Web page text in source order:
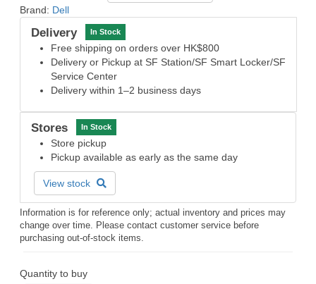
Brand: Dell
Delivery In Stock
Free shipping on orders over HK$800
Delivery or Pickup at SF Station/SF Smart Locker/SF
Service Center
Delivery within 1–2 business days
Stores In Stock
Store pickup
Pickup available as early as the same day
View stock
Information is for reference only; actual inventory and prices may
change over time. Please contact customer service before
purchasing out-of-stock items.
Quantity to buy